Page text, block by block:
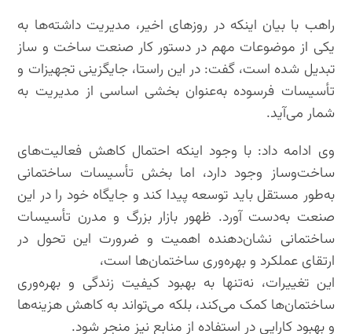
راهب با بیان اینکه در روزهای اخیر، مدیریت داشته‌ها به
یکی از موضوعات مهم در دستور کار صنعت ساخت و ساز
تبدیل شده است، گفت: در این راستا، جایگزینی تجهیزات و
تأسیسات فرسوده به‌عنوان بخشی اساسی از مدیریت به
شمار می‌آید.
وی ادامه داد: با وجود اینکه احتمال کاهش فعالیت‌های
ساخت‌وساز وجود دارد، اما بخش تأسیسات ساختمانی
به‌طور مستقل باید توسعه پیدا کند و جایگاه خود را در این
صنعت به‌دست آورد. ظهور بازار بزرگ و مدرن تأسیسات
ساختمانی نشان‌دهنده اهمیت و ضرورت این تحول در
ارتقای عملکرد و بهره‌وری ساختمان‌ها است،
این تغییرات، نه‌تنها به بهبود کیفیت زندگی و بهره‌وری
ساختمان‌ها کمک می‌کند، بلکه می‌تواند به کاهش هزینه‌ها
و بهبود کارایی در استفاده از منابع نیز منجر شود.